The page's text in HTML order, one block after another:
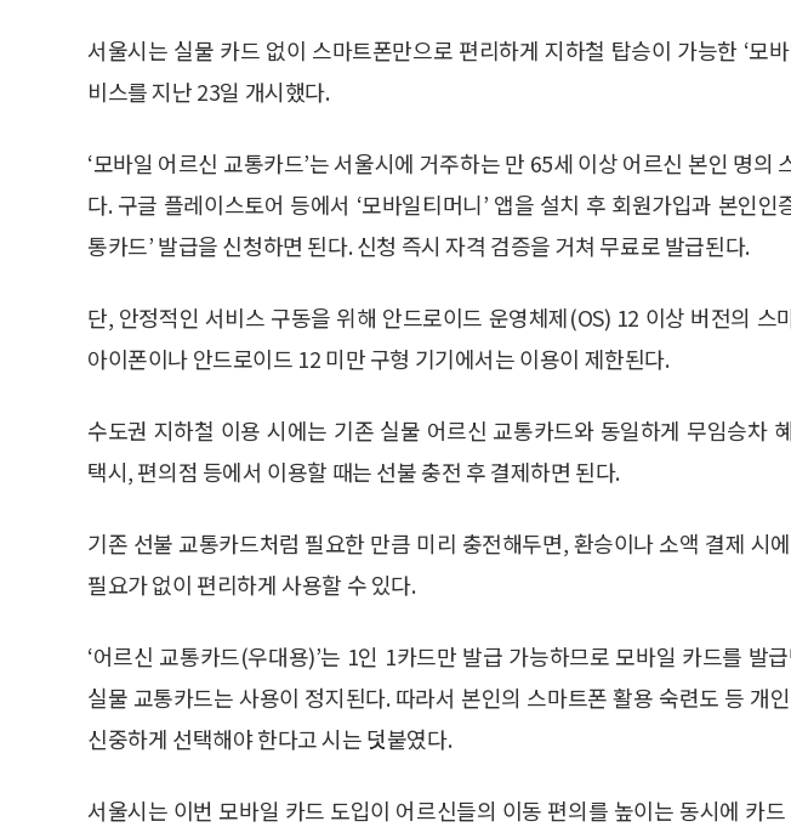
서울시는 실물 카드 없이 스마트폰만으로 편리하게 지하철 탑승이 가능한 ‘모
비스를 지난 23일 개시했다.
‘모바일 어르신 교통카드’는 서울시에 거주하는 만 65세 이상 어르신 본인 명의
다. 구글 플레이스토어 등에서 ‘모바일티머니’ 앱을 설치 후 회원가입과 본인인
통카드’ 발급을 신청하면 된다. 신청 즉시 자격 검증을 거쳐 무료로 발급된다.
단, 안정적인 서비스 구동을 위해 안드로이드 운영체제(OS) 12 이상 버전의 스
아이폰이나 안드로이드 12 미만 구형 기기에서는 이용이 제한된다.
수도권 지하철 이용 시에는 기존 실물 어르신 교통카드와 동일하게 무임승차
택시, 편의점 등에서 이용할 때는 선불 충전 후 결제하면 된다.
기존 선불 교통카드처럼 필요한 만큼 미리 충전해두면, 환승이나 소액 결제 시
필요가 없이 편리하게 사용할 수 있다.
‘어르신 교통카드(우대용)’는 1인 1카드만 발급 가능하므로 모바일 카드를 발
실물 교통카드는 사용이 정지된다. 따라서 본인의 스마트폰 활용 숙련도 등 개
신중하게 선택해야 한다고 시는 덧붙였다.
서울시는 이번 모바일 카드 도입이 어르신들의 이동 편의를 높이는 동시에 카